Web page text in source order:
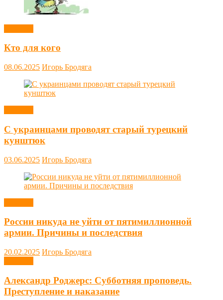
Кто для кого
08.06.2025 Игорь Бродяга
С украинцами проводят старый турецкий
кунштюк
03.06.2025 Игорь Бродяга
России никуда не уйти от пятимиллионной
армии. Причины и последствия
20.02.2025 Игорь Бродяга
Александр Роджерс: Субботняя проповедь.
Преступление и наказание